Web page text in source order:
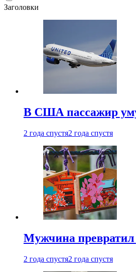
Заголовки
В США пассажир
2 года спустя2 года спустя
Мужчина превратил
2 года спустя2 года спустя